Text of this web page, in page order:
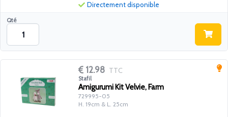
Qté
Directement disponible
12.98 TTC
Stafil
Amigurumi Kit Velvie, Farm
729995-05
H. 19cm & L. 25cm